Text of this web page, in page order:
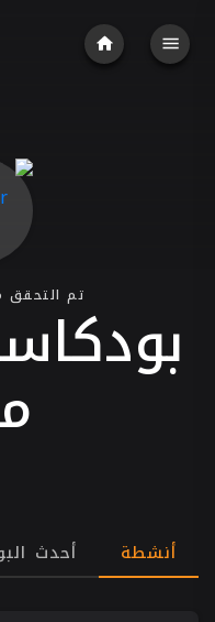
تم
أنشطة أحدث